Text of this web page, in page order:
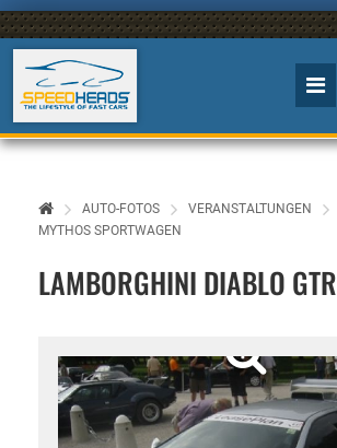
AUTO-FOTOS
VERANSTALTUNGEN
MYTHOS SPORTWAGEN
LAMBORGHINI DIABLO GTR